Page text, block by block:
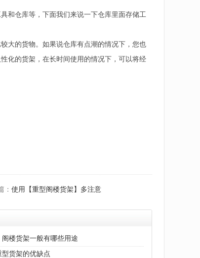
和仓库等，下面我们来说一下仓库里面存储工
大的货物。如果说仓库有点潮的情况下，您也
化的货架，在长时间使用的情况下，可以将经
： 使用【重型阁楼货架】多注意
阁楼货架一般有哪些用途
型货架的优缺点